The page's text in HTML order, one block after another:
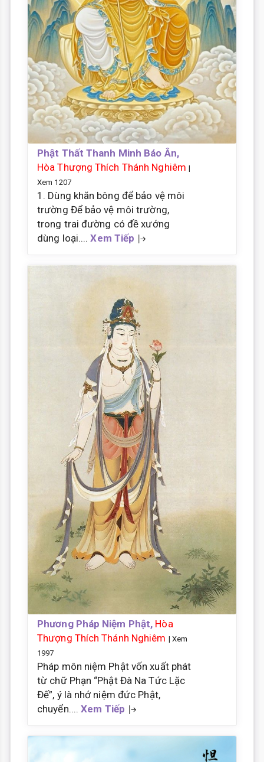
Phật Thất Thanh Minh Báo Ân,
Hòa Thượng Thích Thánh Nghiêm |
Xem 1207
1. Dùng khăn bông để bảo vệ môi
trường Để bảo vệ môi trường,
trong trai đường có đề xướng
dùng loại....Xem Tiếp
Phương Pháp Niệm Phật, Hòa
Thượng Thích Thánh Nghiêm | Xem
1997
Pháp môn niệm Phật vốn xuất phát
từ chữ Phạn “Phật Đà Na Tức Lặc
Đế”, ý là nhớ niệm đức Phật,
chuyển....Xem Tiếp